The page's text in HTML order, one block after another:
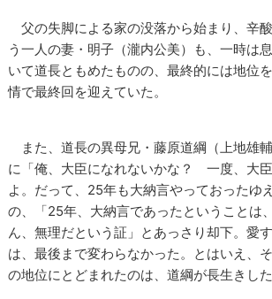
父の失脚による家の没落から始まり、辛
う一人の妻・明子（瀧内公美）も、一時は
いて道長ともめたものの、最終的には地位
情で最終回を迎えていた。
また、道長の異母兄・藤原道綱（上地雄
に「俺、大臣になれないかな？ 一度、大
よ。だって、25年も大納言やっておったゆ
の、「25年、大納言であったということは
ん、無理だという証」とあっさり却下。愛
は、最後まで変わらなかった。とはいえ、
の地位にとどまれたのは、道綱が長生きした